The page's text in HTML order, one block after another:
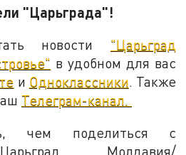
"Царьграда"!
новости "Царьград
в удобном для вас
и Одноклассники. Также
Телеграм-канал.
чем поделиться с
Молдавия/